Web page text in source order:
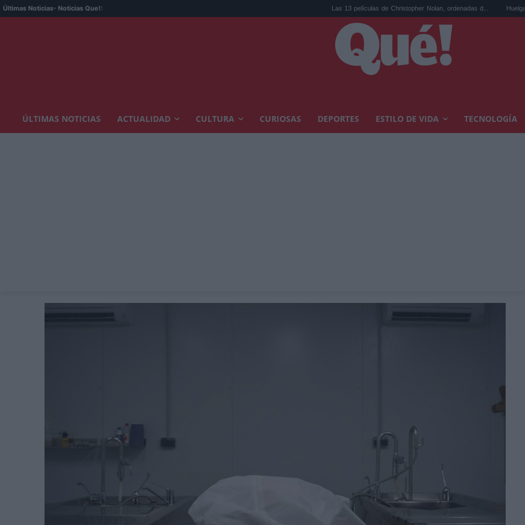
Últimas Noticias- Noticias Que!: Las 13 películas de Christopher Nolan, ordenadas d... Huelga de
ÚLTIMAS NOTICIAS ACTUALIDAD CULTURA CURIOSAS DEPORTES ESTILO DE VIDA TECNOLOGÍA